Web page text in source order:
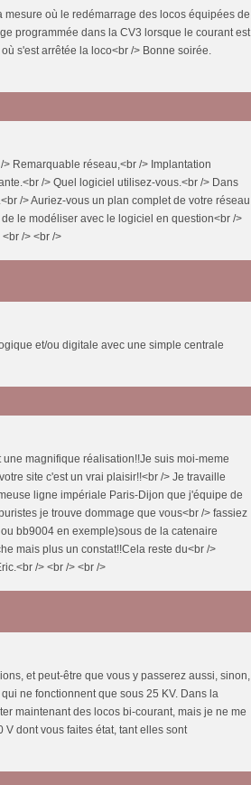
mesure où le redémarrage des locos équipées de
programmée dans la CV3 lorsque le courant est
s'est arrêtée la loco<br /> Bonne soirée.
Remarquable réseau,<br /> Implantation
/> Quel logiciel utilisez-vous.<br /> Dans
/> Auriez-vous un plan complet de votre réseau
le modéliser avec le logiciel en question<br />
/> <br />
et/ou digitale avec une simple centrale
magnifique réalisation!!Je suis moi-meme
site c'est un vrai plaisir!!<br /> Je travaille
ligne impériale Paris-Dijon que j'équipe de
je trouve dommage que vous<br /> fassiez
bb9004 en exemple)sous de la catenaire
mais plus un constat!!Cela reste du<br />
/> <br /> <br />
et peut-être que vous y passerez aussi, sinon,
ne fonctionnent que sous 25 KV. Dans la
maintenant des locos bi-courant, mais je ne me
dont vous faites état, tant elles sont